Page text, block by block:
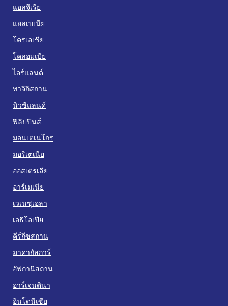
แอลจีเรีย
แอลเบเนีย
โครเอเชีย
โคลอมเบีย
ไอร์แลนด์
ทาจิกิสถาน
นิวซีแลนด์
ฟิลิปปินส์
มอนเตเนโกร
มอริเตเนีย
ออสเตรเลีย
อาร์เมเนีย
เวเนซุเอลา
เอธิโอเปีย
คีร์กีซสถาน
มาดากัสการ์
อัฟกานิสถาน
อาร์เจนตินา
อินโดนีเซีย